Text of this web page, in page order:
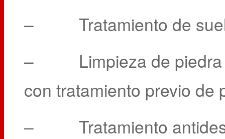
– Tratamiento de
– Limpieza de piedra
con tratamiento previo de
– Tratamiento